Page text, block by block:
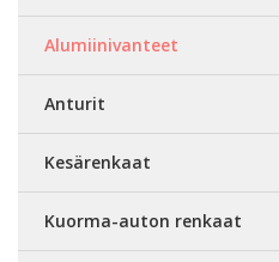
Alumiinivanteet
Anturit
Kesärenkaat
Kuorma-auton renkaat